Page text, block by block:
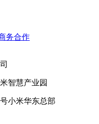
务合作
智慧产业园
小米华东总部